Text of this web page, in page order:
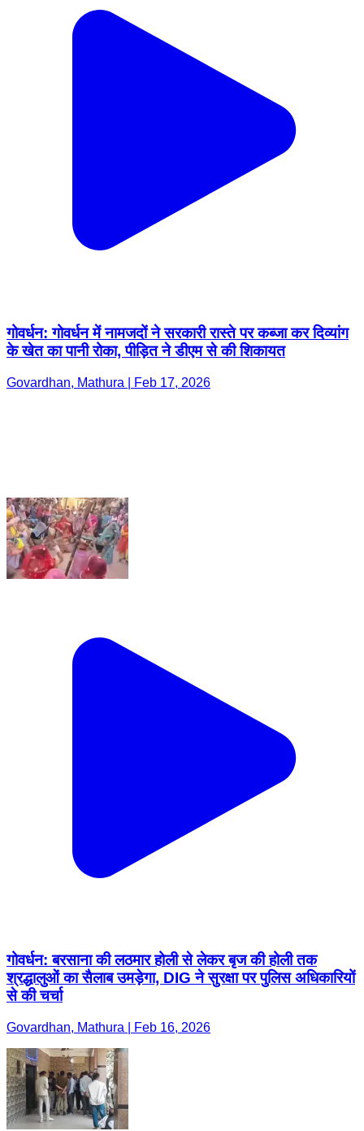
गोवर्धन: गोवर्धन में नामजदों ने सरकारी रास्ते पर कब्जा कर दिव्यांग
के खेत का पानी रोका, पीड़ित ने डीएम से की शिकायत
Govardhan, Mathura | Feb 17, 2026
गोवर्धन: बरसाना की लठमार होली से लेकर बृज की होली तक
श्रद्धालुओं का सैलाब उमड़ेगा, DIG ने सुरक्षा पर पुलिस अधिकारियों